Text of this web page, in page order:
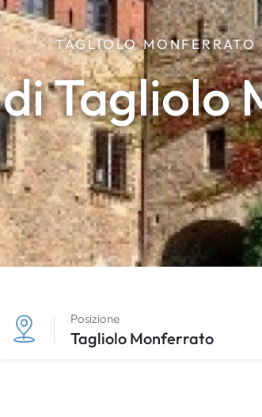
TAGLIOLO MONFERRATO
Tagliolo
Posizione
Tagliolo Monferrato